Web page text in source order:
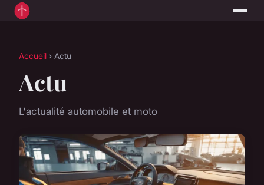
Accueil › Actu
Actu
L'actualité automobile et moto